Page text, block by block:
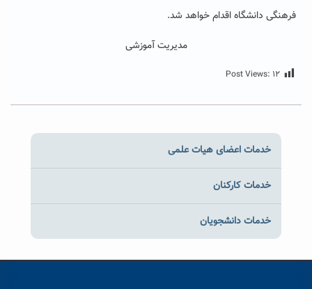
فرهنگی دانشگاه اقدام خواهد شد.
مدیریت آموزشی
Post Views: ۱۲
خدمات اعضای هیات علمی
خدمات کارکنان
خدمات دانشجویان